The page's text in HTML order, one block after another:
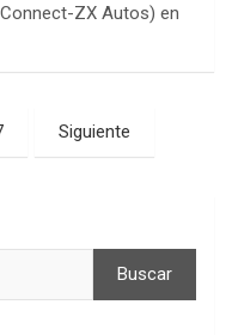
ZX Autos) en
Siguiente
Buscar